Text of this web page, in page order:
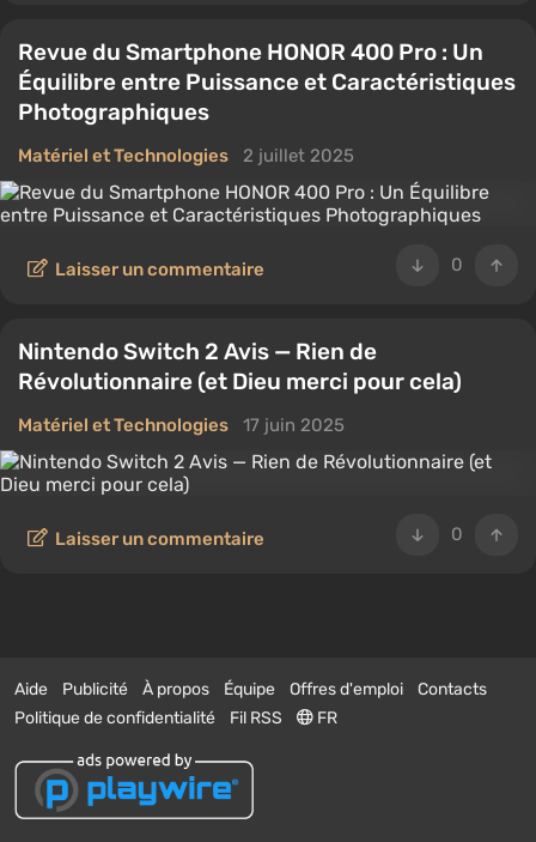
Revue du Smartphone HONOR 400 Pro : Un
Équilibre entre Puissance et Caractéristiques
Photographiques
Matériel et Technologies 2 juillet 2025
0
Laisser un commentaire
Nintendo Switch 2 Avis — Rien de
Révolutionnaire (et Dieu merci pour cela)
Matériel et Technologies 17 juin 2025
0
Laisser un commentaire
Aide Publicité À propos Équipe Offres d'emploi
Contacts
Politique de confidentialité
Fil RSS FR